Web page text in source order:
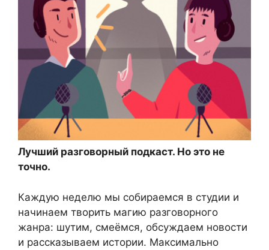
Лучший разговорный подкаст. Но это не
точно.
Каждую неделю мы собираемся в студии и
начинаем творить магию разговорного
жанра: шутим, смеёмся, обсуждаем новости
и рассказываем истории. Максимально